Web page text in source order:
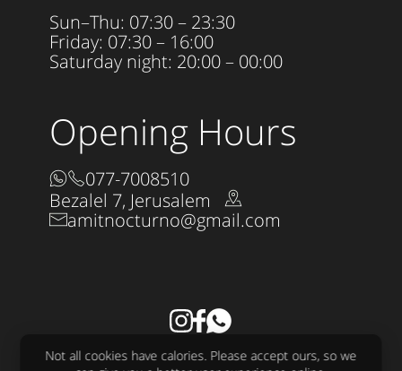
Opening Hours
077-7008510
Bezalel 7, Jerusalem
amitnocturno@gmail.com
Sun–Thu: 07:30 – 23:30
Friday: 07:30 – 16:00
Saturday night: 20:00 – 00:00
Accessibility Statement
All rights reserved to Nocturno LTD 2025
Not all cookies have calories. Please accept ours, so we